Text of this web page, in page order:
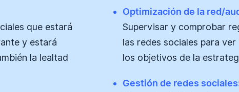
que estará
y estará
la lealtad
Optimización de la red/
Supervisar y comprobar
las redes sociales para
los objetivos de la
Gestión de redes